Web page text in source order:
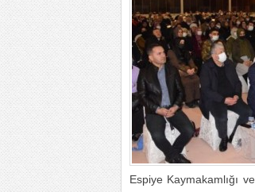
Espiye Kaymakamlığı